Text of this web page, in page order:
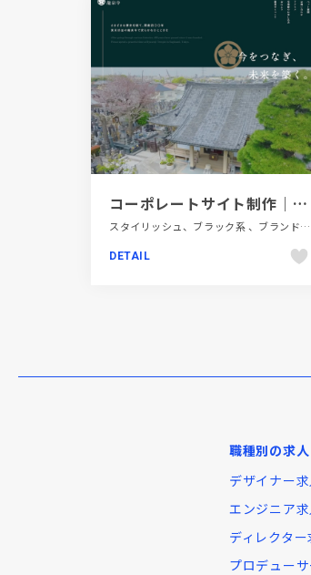
コーポレートサイト制作｜龍泉寺様
スタイリッシュ、ブラック系 、ブランド・サービスサイト、ホワイト系、地域・団体・活動、大きめ写真、施設・店舗サイト、日本テイスト
DETAIL
職種別の求人
デザイナー求
エンジニア求
ディレクター
プロデュー